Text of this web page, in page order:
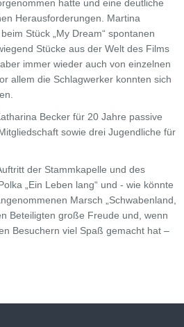
hatte und eine deutliche
Herausforderungen. Martina
Stück „My Dream“ spontanen
Stücke aus der Welt des Films
immer wieder auch von einzelnen
allem die Schlagwerker konnten sich
Becker für 20 Jahre passive
sowie drei Jugendliche für
der Stammkapelle und des
„Ein Leben lang“ und - wie könnte
Marsch „Schwabenland,
Beteiligten große Freude und, wenn
Besuchern viel Spaß gemacht hat –